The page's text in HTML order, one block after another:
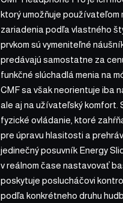
ktorý umožňuje používateľom
zariadenia podľa vlastného
prvkom sú vymeniteľné
predávajú samostatne za
funkčné slúchadlá menia na
CMF sa však neorientuje iba
ale aj na užívateľský komfort.
fyzické ovládanie, ktoré
pre úpravu hlasitosti a
jedinečný posuvník Energy
v reálnom čase nastavovať
poskytuje poslucháčovi
podľa konkrétneho druhu